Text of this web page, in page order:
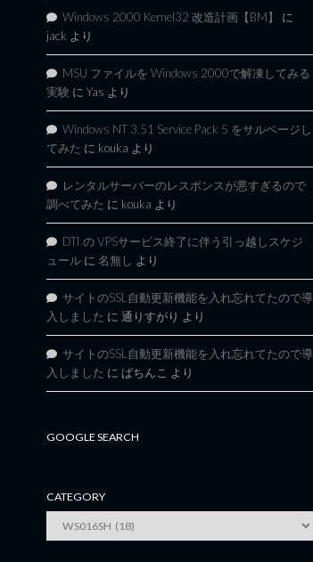
Windows 2000 Kernel32 改造計画【BM】
に
jack より
MSU ファイルを Windows 2000で解凍してみる
実験 に Yas より
Windows NT 3.51 Service Pack 5 をサルベージし
てみた に kouka より
レンタルサーバーのレスポンスが悪すぎるので
調べてみた に kouka より
DTI の VPSサービス終了に伴う引っ越しスケジ
ュール に 名無し より
サイトのSSL自動更新機能を入れ忘れてたので導
入しました に 通りすがり より
サイトのSSL自動更新機能を入れ忘れてたので導
入しました に ぱちんこ より
GOOGLE SEARCH
CATEGORY